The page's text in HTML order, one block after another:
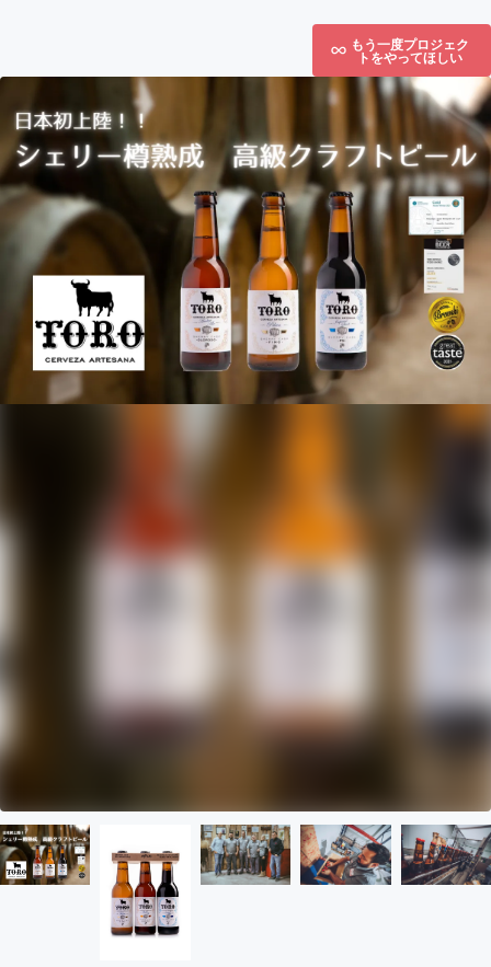
もう一度プロジェク
トをやってほしい